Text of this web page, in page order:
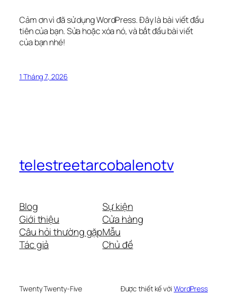
Cảm ơn vì đã sử dụng WordPress. Đây là bài viết đầu
tiên của bạn. Sửa hoặc xóa nó, và bắt đầu bài viết
của bạn nhé!
1 Tháng 7, 2026
telestreetarcobalenotv
Blog
Giới thiệu
Câu hỏi thường gặp
Tác giả
Sự kiện
Cửa hàng
Mẫu
Chủ đề
Twenty Twenty-Five Được thiết kế với WordPress